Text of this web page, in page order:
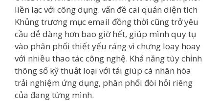
liền lạc với công dụng. vấn đề cai quản diện tích
Khủng trương mục email đồng thời cũng trở yêu
cầu dễ dàng hơn bao giờ hết, giúp mình quy tụ
vào phân phối thiết yếu ráng vì chưng loay hoay
với nhiều thao tác công nghệ. Khả năng tùy chỉnh
thông số kỹ thuật loại với tải giúp cá nhân hóa
trải nghiệm ứng dụng, phân phối đòi hỏi riêng
của đang từng mình.